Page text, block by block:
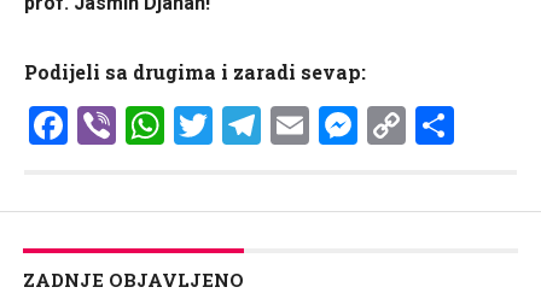
Podijeli sa drugima i zaradi sevap:
Facebook
ViberWhatsApp
Twitter
Telegram
EmailCopy
ZADNJE OBJAVLJENO